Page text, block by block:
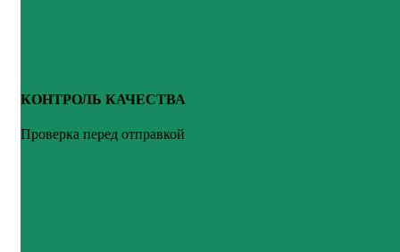
КОНТРОЛЬ КАЧЕСТВА
Проверка перед отправкой